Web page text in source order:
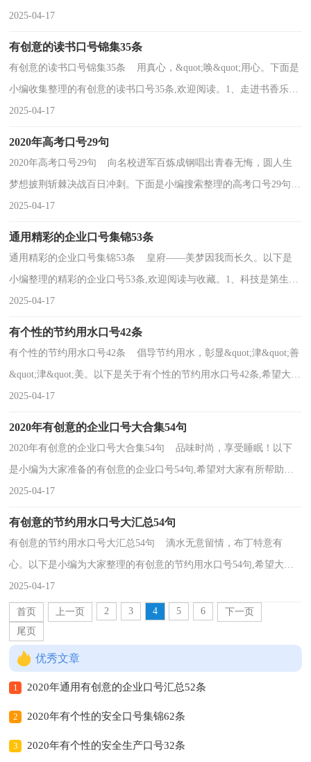
庭，放在每一张桌子上，使用微软的软件。2、每一个...
2025-04-17
有创意的读书口号锦集35条
有创意的读书口号锦集35条 用真心，&quot;唤&quot;用心。下面是
小编收集整理的有创意的读书口号35条,欢迎阅读。1、走进书香乐
园，品味多彩生活。2、书籍是人类无声的老师。3、与经典同...
2025-04-17
2020年高考口号29句
2020年高考口号29句 向名校进军百炼成钢唱出青春无悔，圆人生
梦想披荆斩棘决战百日冲刺。下面是小编搜索整理的高考口号29句,
欢迎大家借鉴与参考，希望对大家有所帮助。1、洒...
2025-04-17
通用精彩的企业口号集锦53条
通用精彩的企业口号集锦53条 皇府——美梦因我而长久。以下是
小编整理的精彩的企业口号53条,欢迎阅读与收藏。1、科技是第生命
产力，人才是第一资源。2、信用是企业的财富，...
2025-04-17
有个性的节约用水口号42条
有个性的节约用水口号42条 倡导节约用水，彰显&quot;津&quot;善
&quot;津&quot;美。以下是关于有个性的节约用水口号42条,希望大家
喜欢。1、节能解危机，地球有转机。2、人人关心节水，时时注意节
2025-04-17
2020年有创意的企业口号大合集54句
2020年有创意的企业口号大合集54句 品味时尚，享受睡眠！以下
是小编为大家准备的有创意的企业口号54句,希望对大家有所帮助。
1、前向前向前，我们的队伍向太阳，脚踏着祖国的大地...
2025-04-17
有创意的节约用水口号大汇总54句
有创意的节约用水口号大汇总54句 滴水无意留情，布丁特意有
心。以下是小编为大家整理的有创意的节约用水口号54句,希望大家
喜欢。1、保护水资源，生命真永远。2、节约用水是...
2025-04-17
首页 上一页 2 3 4 5 6
下一页
尾页
优秀文章
1 2020年通用有创意的企业口号汇总52条
2 2020年有个性的安全口号集锦62条
3 2020年有个性的安全生产口号32条